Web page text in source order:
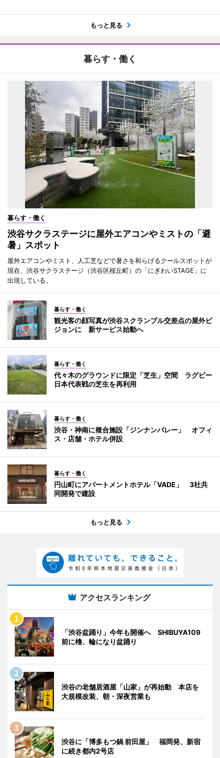
もっと見る
暮らす・働く
暮らす・働く
渋谷サクラステージに屋外エアコンやミストの「避
暑」スポット
屋外エアコンやミスト、人工芝などで暑さを和らげるクールスポットが
現在、渋谷サクラステージ（渋谷区桜丘町）の「にぎわいSTAGE」に
出現している。
暮らす・働く
観光客の顔写真が渋谷スクランブル交差点の屋外ビ
ジョンに 新サービス始動へ
暮らす・働く
代々木のグラウンドに限定「芝生」空間 ラグビー
日本代表戦の芝生を再利用
暮らす・働く
渋谷・神南に複合施設「ジンナンバレー」 オフィ
ス・店舗・ホテル併設
暮らす・働く
円山町にアパートメントホテル「VADE」 3社共
同開発で建設
もっと見る
アクセスランキング
「渋谷盆踊り」今年も開催へ SHIBUYA109
前に櫓、輪になり盆踊り
渋谷の老舗居酒屋「山家」が再始動 本店を
大規模改装、朝・深夜営業も
渋谷に「博多もつ鍋 前田屋」 福岡発、新宿
に続き都内2号店